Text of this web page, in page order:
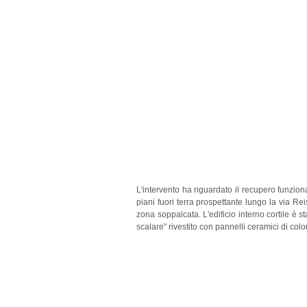
L'intervento ha riguardato il recupero
piani fuori terra prospettante lungo la via
zona soppalcata. L'edificio interno cortile è
scalare" rivestito con pannelli ceramici di